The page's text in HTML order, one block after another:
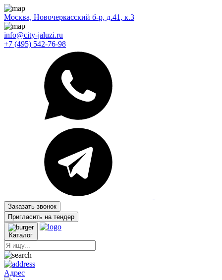
Москва, Новочеркасский б-р, д.41, к.3
info@city-jaluzi.ru
+7 (495) 542-76-98
Заказать звонок
Пригласить на тендер
Каталог
Адрес